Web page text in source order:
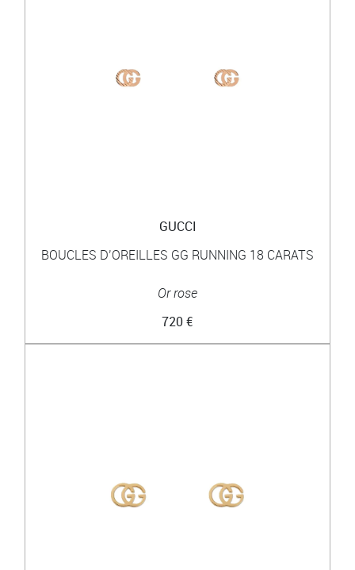
GUCCI
BOUCLES D’OREILLES GG RUNNING 18 CARATS
Or rose
720 €